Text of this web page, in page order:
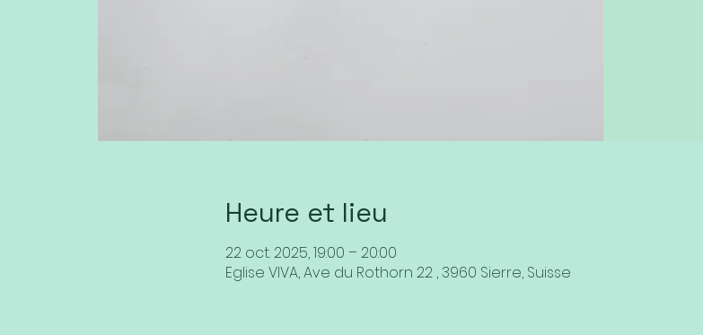
Heure et lieu
22 oct. 2025, 19:00 – 20:00
Eglise VIVA, Ave du Rothorn 22 , 3960 Sierre, Suisse